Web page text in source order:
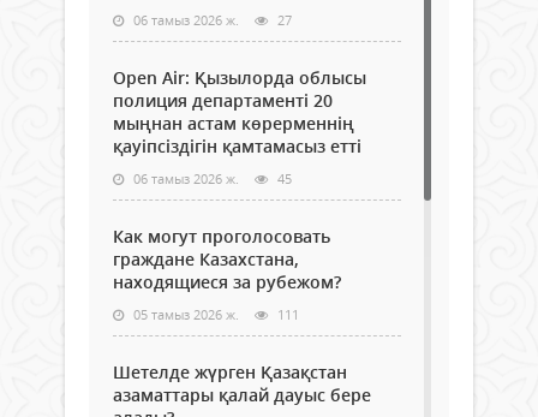
06 тамыз 2026 ж. 27
Open Air: Қызылорда облысы
полиция департаменті 20
мыңнан астам көрерменнің
қауіпсіздігін қамтамасыз етті
06 тамыз 2026 ж. 45
Как могут проголосовать
граждане Казахстана,
находящиеся за рубежом?
05 тамыз 2026 ж. 111
Шетелде жүрген Қазақстан
азаматтары қалай дауыс бере